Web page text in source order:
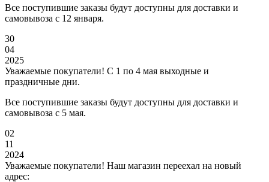
Все поступившие заказы будут доступны для доставки и
самовывоза с 12 января.
30
04
2025
Уважаемые покупатели! С 1 по 4 мая выходные и
праздничные дни.
Все поступившие заказы будут доступны для доставки и
самовывоза с 5 мая.
02
11
2024
Уважаемые покупатели! Наш магазин переехал на новый
адрес: